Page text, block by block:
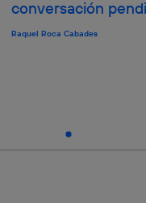
conversación
Raquel Roca Cabades